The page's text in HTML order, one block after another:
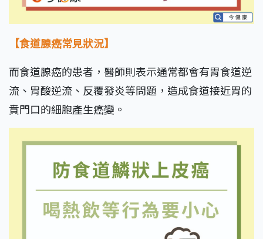
【食道腺癌常見狀況】
而食道腺癌的患者，醫師則表示通常都會有胃食道逆
流、胃酸逆流、反覆發炎等問題，造成食道接近胃的
賁門口的細胞產生癌變。